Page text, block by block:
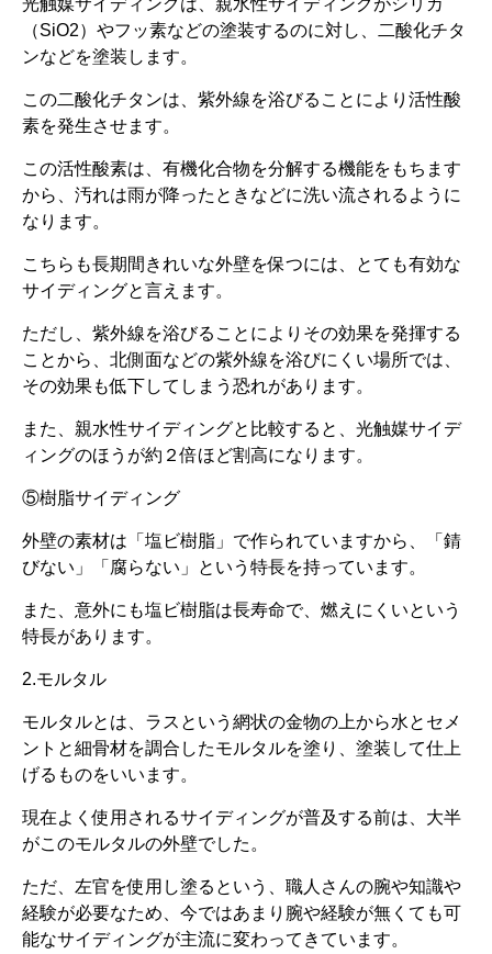
光触媒サイディングは、親水性サイディングがシリカ
（SiO2）やフッ素などの塗装するのに対し、二酸化チタ
ンなどを塗装します。
この二酸化チタンは、紫外線を浴びることにより活性酸
素を発生させます。
この活性酸素は、有機化合物を分解する機能をもちます
から、汚れは雨が降ったときなどに洗い流されるように
なります。
こちらも長期間きれいな外壁を保つには、とても有効な
サイディングと言えます。
ただし、紫外線を浴びることによりその効果を発揮する
ことから、北側面などの紫外線を浴びにくい場所では、
その効果も低下してしまう恐れがあります。
また、親水性サイディングと比較すると、光触媒サイデ
ィングのほうが約２倍ほど割高になります。
⑤樹脂サイディング
外壁の素材は「塩ビ樹脂」で作られていますから、「錆
びない」「腐らない」という特長を持っています。
また、意外にも塩ビ樹脂は長寿命で、燃えにくいという
特長があります。
2.モルタル
モルタルとは、ラスという網状の金物の上から水とセメ
ントと細骨材を調合したモルタルを塗り、塗装して仕上
げるものをいいます。
現在よく使用されるサイディングが普及する前は、大半
がこのモルタルの外壁でした。
ただ、左官を使用し塗るという、職人さんの腕や知識や
経験が必要なため、今ではあまり腕や経験が無くても可
能なサイディングが主流に変わってきています。